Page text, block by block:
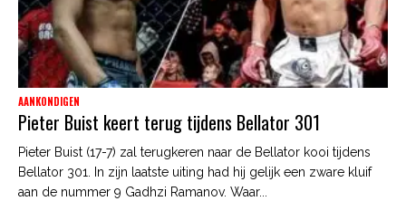
AANKONDIGEN
Pieter Buist keert terug tijdens Bellator 301
Pieter Buist (17-7) zal terugkeren naar de Bellator kooi tijdens
Bellator 301. In zijn laatste uiting had hij gelijk een zware kluif
aan de nummer 9 Gadhzi Ramanov. Waar...